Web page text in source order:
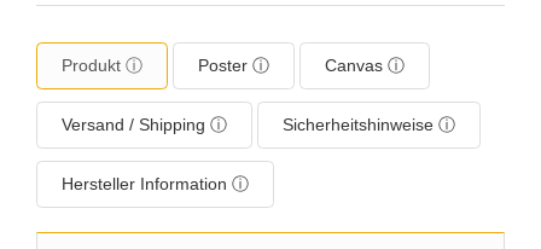
Produkt ⓘ Poster ⓘ Canvas ⓘ
Versand / Shipping ⓘ Sicherheitshinweise ⓘ
Hersteller Information ⓘ